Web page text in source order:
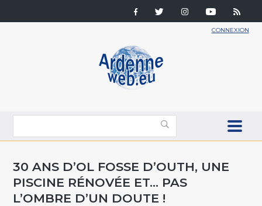
CONNEXION
30 ANS D’OL FOSSE D’OUTH, UNE
PISCINE RÉNOVÉE ET… PAS
L’OMBRE D’UN DOUTE !